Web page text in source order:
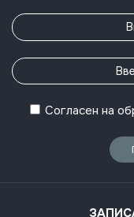
Согласен на